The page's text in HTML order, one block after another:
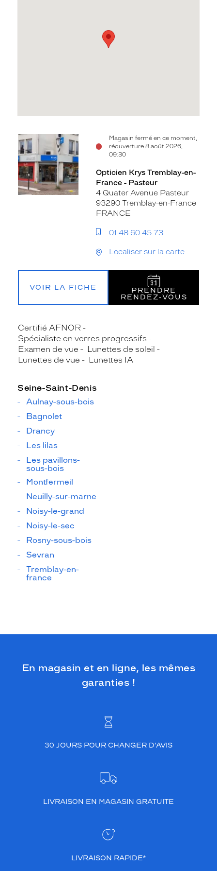
Magasin fermé en ce moment,
réouverture 8 août 2026,
09:30
Voir
la
fiche
Opticien Krys Tremblay-en-
France - Pasteur
4 Quater Avenue Pasteur
93290 Tremblay-en-France
FRANCE
01 48 60 45 73
Localiser sur la carte
VOIR LA FICHE
PRENDRE
RENDEZ‑VOUS
Certifié AFNOR
Spécialiste en verres progressifs
Examen de vue
Lunettes de soleil
Lunettes de vue
Lunettes IA
Seine-Saint-Denis
Aulnay-sous-bois
Bagnolet
Drancy
Les lilas
Les pavillons-
sous-bois
Montfermeil
Neuilly-sur-marne
Noisy-le-grand
Noisy-le-sec
Rosny-sous-bois
Sevran
Tremblay-en-
france
En magasin et en ligne, les mêmes
garanties !
30 JOURS POUR CHANGER D’AVIS
LIVRAISON EN MAGASIN GRATUITE
LIVRAISON RAPIDE*